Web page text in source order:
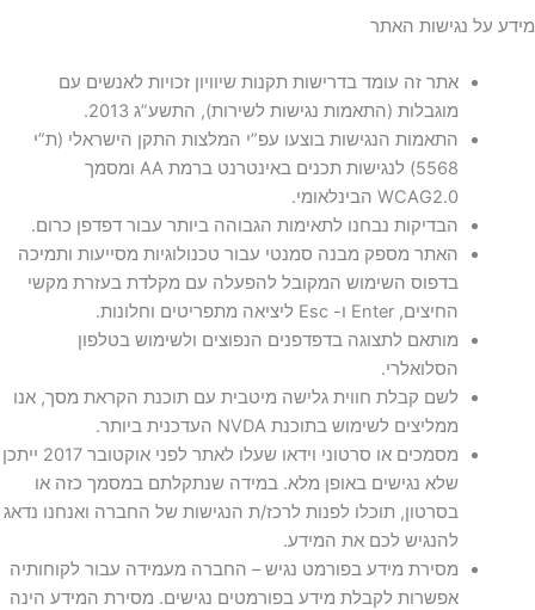
מידע על נגישות האתר
אתר זה עומד בדרישות תקנות שיוויון זכויות לאנשים עם
מוגבלות (התאמות נגישות לשירות), התשע”ג 2013.
התאמות הנגישות בוצעו עפ”י המלצות התקן הישראלי (ת”י
5568) לנגישות תכנים באינטרנט ברמת AA ומסמך
WCAG2.0 הבינלאומי.
הבדיקות נבחנו לתאימות הגבוהה ביותר עבור דפדפן כרום.
האתר מספק מבנה סמנטי עבור טכנולוגיות מסייעות ותמיכה
בדפוס השימוש המקובל להפעלה עם מקלדת בעזרת מקשי
החיצים, Enter ו- Esc ליציאה מתפריטים וחלונות.
מותאם לתצוגה בדפדפנים הנפוצים ולשימוש בטלפון
הסלואלרי.
לשם קבלת חווית גלישה מיטבית עם תוכנת הקראת מסך, אנו
ממליצים לשימוש בתוכנת NVDA העדכנית ביותר.
מסמכים או סרטוני וידאו שעלו לאתר לפני אוקטובר 2017 ייתכן
שלא נגישים באופן מלא. במידה שנתקלתם במסמך כזה או
בסרטון, תוכלו לפנות לרכז/ת הנגישות של החברה ואנחנו נדאג
להנגיש לכם את המידע.
מסירת מידע בפורמט נגיש – החברה מעמידה עבור לקוחותיה
אפשרות לקבלת מידע בפורמטים נגישים. מסירת המידע הינה